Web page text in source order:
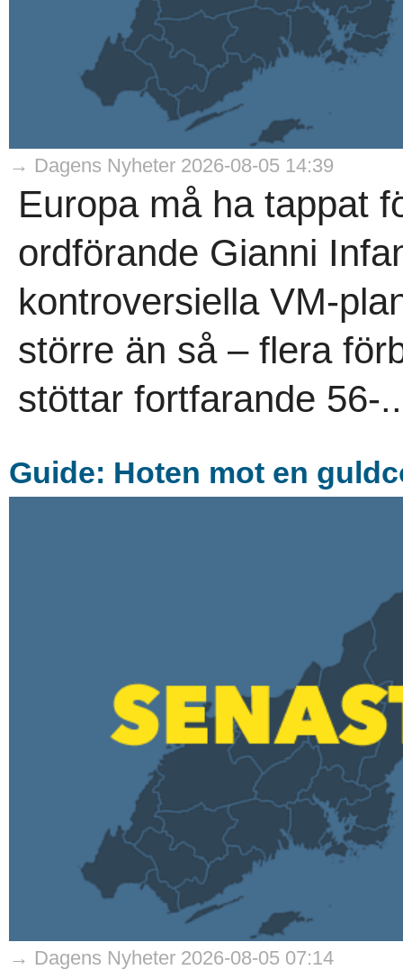
→ Dagens Nyheter 2026-08-05 14:39
Europa må ha tappat
ordförande Gianni
kontroversiella VM-
större än så – flera
stöttar fortfarande 56-..
Guide: Hoten mot en
→ Dagens Nyheter 2026-08-05 07:14